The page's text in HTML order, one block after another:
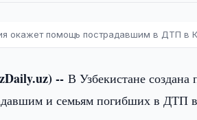
окажет помощь пострадавшим в ДТП в
--В Узбекистане создана
и семьям погибших в ДТП в